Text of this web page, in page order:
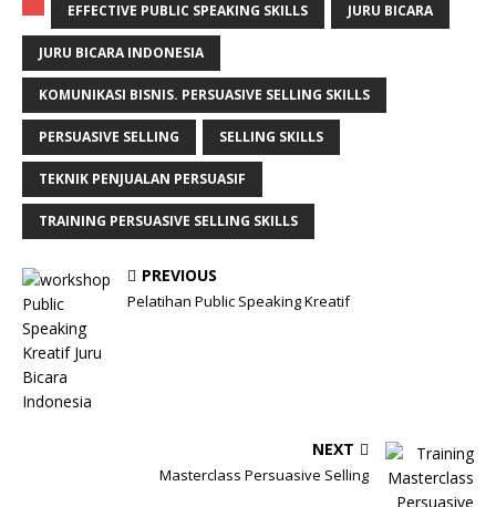
EFFECTIVE PUBLIC SPEAKING SKILLS JURU BICARA
JURU BICARA INDONESIA
KOMUNIKASI BISNIS. PERSUASIVE SELLING SKILLS
PERSUASIVE SELLING SELLING SKILLS
TEKNIK PENJUALAN PERSUASIF
TRAINING PERSUASIVE SELLING SKILLS
PREVIOUS
Pelatihan Public Speaking Kreatif
NEXT
Masterclass Persuasive Selling